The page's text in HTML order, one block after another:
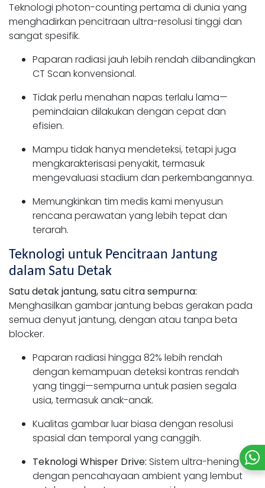
Teknologi photon-counting pertama di dunia yang
menghadirkan pencitraan ultra-resolusi tinggi dan
sangat spesifik.
Paparan radiasi jauh lebih rendah dibandingkan
CT Scan konvensional.
Tidak perlu menahan napas terlalu lama—
pemindaian dilakukan dengan cepat dan
efisien.
Mampu tidak hanya mendeteksi, tetapi juga
mengkarakterisasi penyakit, termasuk
mengevaluasi stadium dan perkembangannya.
Memungkinkan tim medis kami menyusun
rencana perawatan yang lebih tepat dan
terarah.
Teknologi untuk Pencitraan Jantung
dalam Satu Detak
Satu detak jantung, satu citra sempurna:
Menghasilkan gambar jantung bebas gerakan pada
semua denyut jantung, dengan atau tanpa beta
blocker.
Paparan radiasi hingga 82% lebih rendah
dengan kemampuan deteksi kontras rendah
yang tinggi—sempurna untuk pasien segala
usia, termasuk anak-anak.
Kualitas gambar luar biasa dengan resolusi
spasial dan temporal yang canggih.
Teknologi Whisper Drive: Sistem ultra-hening
dengan pencahayaan ambient yang lembut